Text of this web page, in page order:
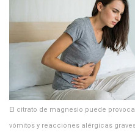
El citrato de magnesio puede
vómitos y reacciones alérgicas